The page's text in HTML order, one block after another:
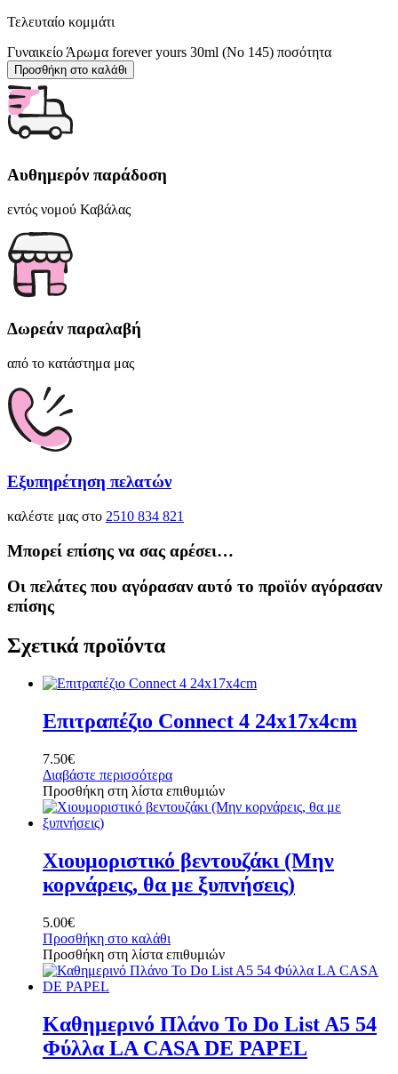
Τελευταίο κομμάτι
Γυναικείο Άρωμα forever yours 30ml (Νο 145) ποσότητα
Προσθήκη στο καλάθι
Αυθημερόν παράδοση
εντός νομού Καβάλας
Δωρεάν παραλαβή
από το κατάστημα μας
Εξυπηρέτηση πελατών
καλέστε μας στο 2510 834 821
Μπορεί επίσης να σας αρέσει…
Οι πελάτες που αγόρασαν αυτό το προϊόν αγόρασαν
επίσης
Σχετικά προϊόντα
Επιτραπέζιο Connect 4 24x17x4cm
7.50€
Διαβάστε περισσότερα
Προσθήκη στη λίστα επιθυμιών
Χιουμοριστικό βεντουζάκι (Μην
κορνάρεις, θα με ξυπνήσεις)
5.00€
Προσθήκη στο καλάθι
Προσθήκη στη λίστα επιθυμιών
Καθημερινό Πλάνο To Do List A5 54
Φύλλα LA CASA DE PAPEL